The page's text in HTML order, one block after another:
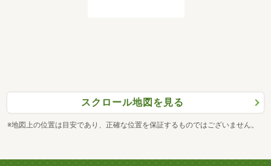
スクロール地図を見る
※地図上の位置は目安であり、正確な位置を保証するものではございません。